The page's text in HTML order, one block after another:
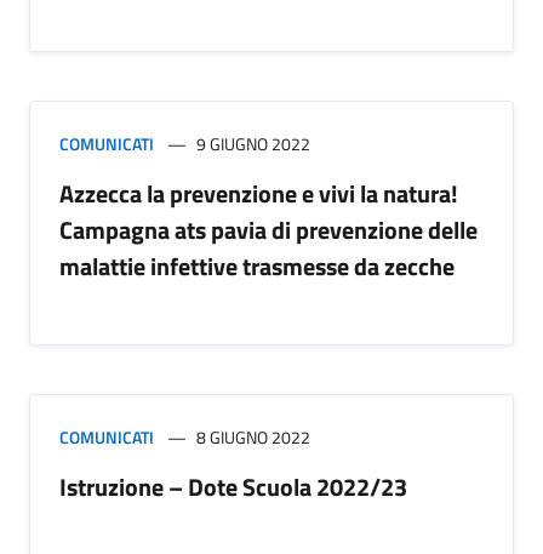
COMUNICATI 9 GIUGNO 2022
Azzecca la prevenzione e vivi la natura!
Campagna ats pavia di prevenzione delle
malattie infettive trasmesse da zecche
COMUNICATI 8 GIUGNO 2022
Istruzione – Dote Scuola 2022/23